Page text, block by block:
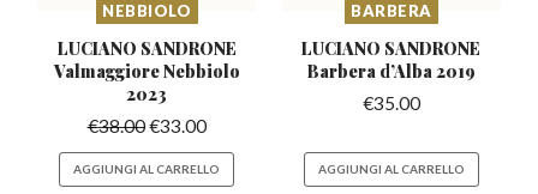
NEBBIOLO
LUCIANO SANDRONE
ValmaggioreNebbiolo
2023
€38.00€33.00
AGGIUNGI AL CARRELLO
BARBERA
LUCIANO SANDRONE
Barbera d’Alba 2019
€35.00
AGGIUNGI AL CARRELLO